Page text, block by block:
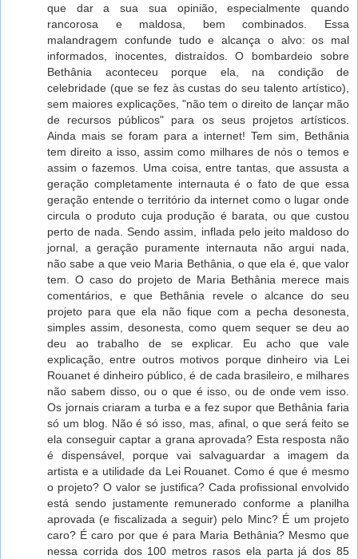
que dar a sua sua opinião, especialmente quando
rancorosa e maldosa, bem combinados. Essa
malandragem confunde tudo e alcança o alvo: os mal
informados, inocentes, distraídos. O bombardeio sobre
Bethânia aconteceu porque ela, na condição de
celebridade (que se fez às custas do seu talento artístico),
sem maiores explicações, "não tem o direito de lançar mão
de recursos públicos" para os seus projetos artísticos.
Ainda mais se foram para a internet! Tem sim, Bethânia
tem direito a isso, assim como milhares de nós o temos e
assim o fazemos. Uma coisa, entre tantas, que assusta a
geração completamente internauta é o fato de que essa
geração entende o território da internet como o lugar onde
circula o produto cuja produção é barata, ou que custou
perto de nada. Sendo assim, inflada pelo jeito maldoso do
jornal, a geração puramente internauta não argui nada,
não sabe a que veio Maria Bethânia, o que ela é, que valor
tem. O caso do projeto de Maria Bethânia merece mais
comentários, e que Bethânia revele o alcance do seu
projeto para que ela não fique com a pecha desonesta,
simples assim, desonesta, como quem sequer se deu ao
deu ao trabalho de se explicar. Eu acho que vale
explicação, entre outros motivos porque dinheiro via Lei
Rouanet é dinheiro público, é de cada brasileiro, e milhares
não sabem disso, ou o que é isso, ou de onde vem isso.
Os jornais criaram a turba e a fez supor que Bethânia faria
só um blog. Não é só isso, mas, afinal, o que será feito se
ela conseguir captar a grana aprovada? Esta resposta não
é dispensável, porque vai salvaguardar a imagem da
artista e a utilidade da Lei Rouanet. Como é que é mesmo
o projeto? O valor se justifica? Cada profissional envolvido
está sendo justamente remunerado conforme a planilha
aprovada (e fiscalizada a seguir) pelo Minc? É um projeto
caro? É caro por que é para Maria Bethânia? Mesmo que
nessa corrida dos 100 metros rasos ela parta já dos 85